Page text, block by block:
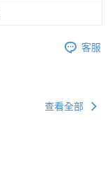
客服
查看全部